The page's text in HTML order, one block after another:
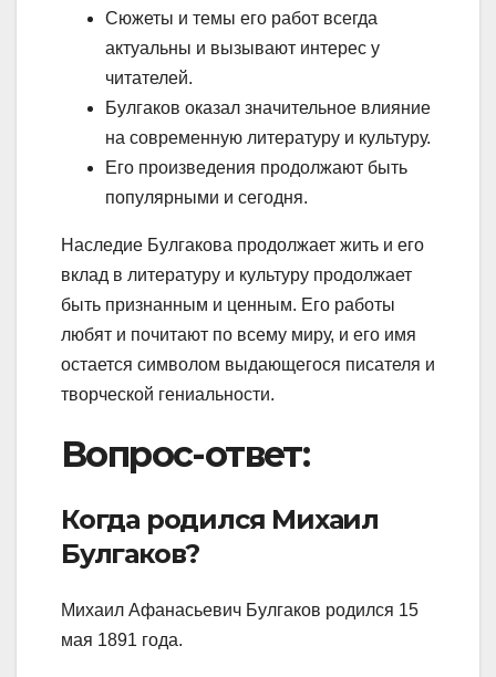
Сюжеты и темы его работ всегда
актуальны и вызывают интерес у
читателей.
Булгаков оказал значительное влияние
на современную литературу и культуру.
Его произведения продолжают быть
популярными и сегодня.
Наследие Булгакова продолжает жить и его
вклад в литературу и культуру продолжает
быть признанным и ценным. Его работы
любят и почитают по всему миру, и его имя
остается символом выдающегося писателя и
творческой гениальности.
Вопрос-ответ:
Когда родился Михаил
Булгаков?
Михаил Афанасьевич Булгаков родился 15
мая 1891 года.